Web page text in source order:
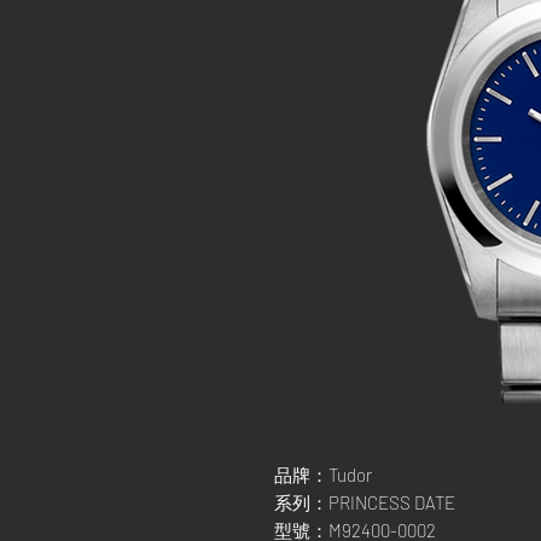
品牌：Tudor
系列：PRINCESS DATE
型號：M92400-0002